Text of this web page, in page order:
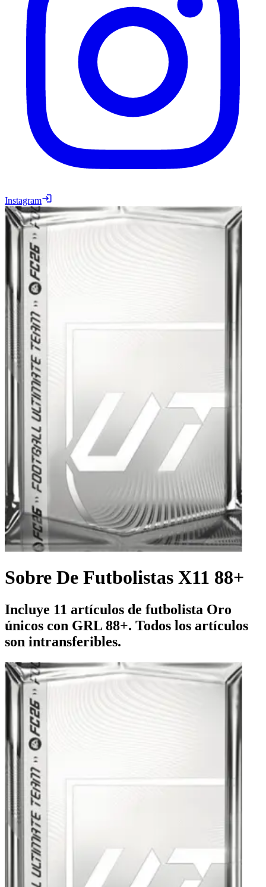
Instagram
Sobre De Futbolistas X11 88+
Incluye 11 artículos de futbolista Oro
únicos con GRL 88+. Todos los artículos
son intransferibles.